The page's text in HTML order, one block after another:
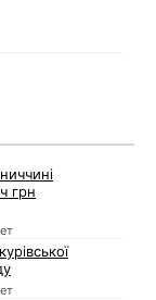
грн